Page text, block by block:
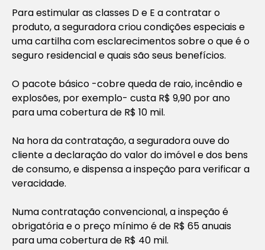
Para estimular as classes D e E a contratar o
produto, a seguradora criou condições especiais e
uma cartilha com esclarecimentos sobre o que é o
seguro residencial e quais são seus benefícios.
O pacote básico -cobre queda de raio, incêndio e
explosões, por exemplo- custa R$ 9,90 por ano
para uma cobertura de R$ 10 mil.
Na hora da contratação, a seguradora ouve do
cliente a declaração do valor do imóvel e dos bens
de consumo, e dispensa a inspeção para verificar a
veracidade.
Numa contratação convencional, a inspeção é
obrigatória e o preço mínimo é de R$ 65 anuais
para uma cobertura de R$ 40 mil.